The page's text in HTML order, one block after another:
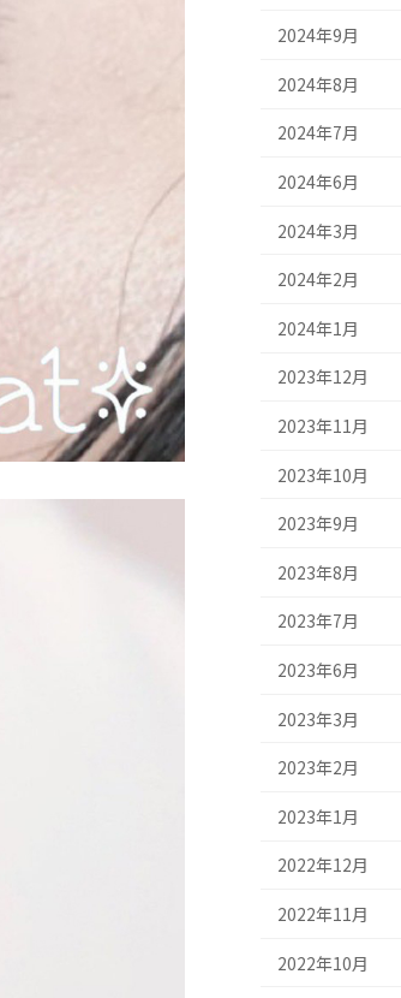
2024年9月
2024年8月
2024年7月
2024年6月
2024年3月
2024年2月
2024年1月
2023年12月
2023年11月
2023年10月
2023年9月
2023年8月
2023年7月
2023年6月
2023年3月
2023年2月
2023年1月
2022年12月
2022年11月
2022年10月